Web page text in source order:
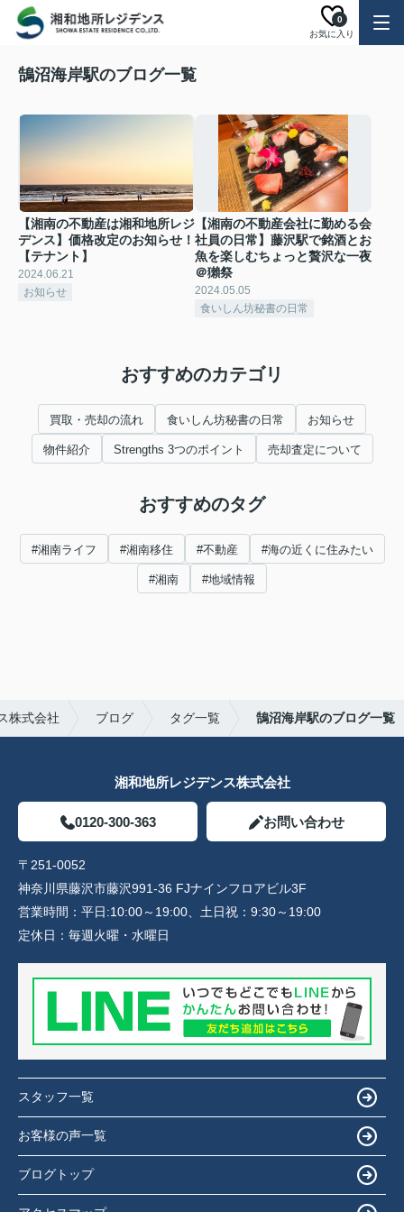
お気に入り
0
鵠沼海岸駅のブログ一覧
【湘南の不動産は湘和地所レジ
デンス】価格改定のお知らせ！
【テナント】
2024.06.21
お知らせ
【湘南の不動産会社に勤める会
社員の日常】藤沢駅で銘酒とお
魚を楽しむちょっと贅沢な一夜
＠獺祭
2024.05.05
食いしん坊秘書の日常
おすすめのカテゴリ
買取・売却の流れ 食いしん坊秘書の日常 お知らせ
物件紹介 Strengths 3つのポイント 売却査定について
おすすめのタグ
#湘南ライフ #湘南移住 #不動産 #海の近くに住みたい
#湘南 #地域情報
株式会社 ブログ タグ一覧 鵠沼海岸駅のブログ一覧
湘和地所レジデンス株式会社
0120-300-363 お問い合わせ
〒251-0052
神奈川県藤沢市藤沢991-36 FJナインフロアビル3F
営業時間： 平日:10:00～19:00、土日祝：9:30～19:00
定休日： 毎週火曜・水曜日
スタッフ一覧
お客様の声一覧
ブログトップ